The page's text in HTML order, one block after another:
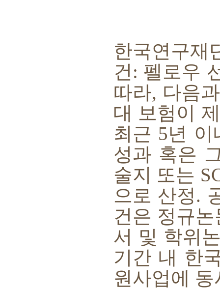
한국연구재
건 : 펠로우
따라, 다음
대 보험이
최근 5년 이
성과 혹은
술지 또는
으로 산정.
건은 정규
서 및 학위
기간 내 한
원사업에